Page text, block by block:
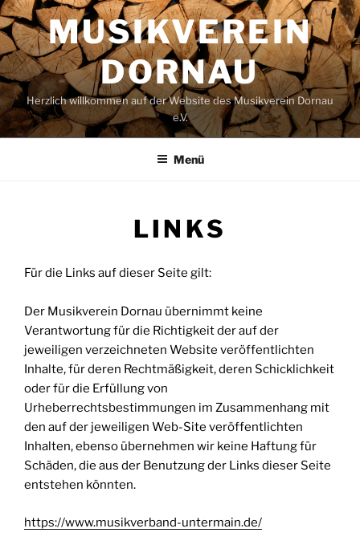
Zum
Inhalt
springenMUSIKVEREIN
DORNAU
Herzlich willkommen auf der Website des Musikverein Dornau
e.V.
Menü
LINKS
Für die Links auf dieser Seite gilt:
Der Musikverein Dornau übernimmt keine
Verantwortung für die Richtigkeit der auf der
jeweiligen verzeichneten Website veröffentlichten
Inhalte, für deren Rechtmäßigkeit, deren Schicklichkeit
oder für die Erfüllung von
Urheberrechtsbestimmungen im Zusammenhang mit
den auf der jeweiligen Web-Site veröffentlichten
Inhalten, ebenso übernehmen wir keine Haftung für
Schäden, die aus der Benutzung der Links dieser Seite
entstehen könnten.
https://www.musikverband-untermain.de/